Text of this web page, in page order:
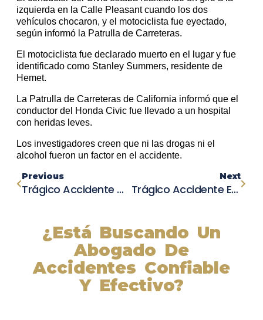
izquierda en la Calle Pleasant cuando los dos
vehículos chocaron, y el motociclista fue eyectado,
según informó la Patrulla de Carreteras.
El motociclista fue declarado muerto en el lugar y fue
identificado como Stanley Summers, residente de
Hemet.
La Patrulla de Carreteras de California informó que el
conductor del Honda Civic fue llevado a un hospital
con heridas leves.
Los investigadores creen que ni las drogas ni el
alcohol fueron un factor en el accidente.
Previous
Trágico Accidente Causa La Muerte Del Exdeportista Estrella De La Escuela Secundaria Collingswood
Next
Trágico Accidente En Columbus: Motociclista De Reynoldsburg Fallece Tras Colisión Con Un Automóvil
¿Está Buscando Un
Abogado De
Accidentes Confiable
Y Efectivo?